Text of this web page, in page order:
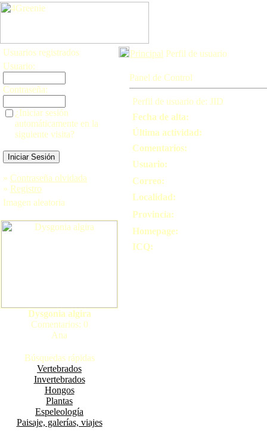
Usuarios registrados
Usuario:
Contraseña:
¿Iniciar sesión
automáticamente en la
siguiente visita?
» Contraseña olvidada
» Registro
Imagen aleatoria
Dysgonia algira
Comentarios: 0
Ana
Búsquedas rápidas
Vertebrados
Invertebrados
Hongos
Plantas
Espeleología
Paisaje, galerías, viajes
Principal Perfil de usuario
Panel de Control
Perfil de usuario de: JID
Fecha de alta:
Última actividad:
Comentarios:
Usuario:
Correo:
Localidad:
Provincia:
Homepage:
ICQ: